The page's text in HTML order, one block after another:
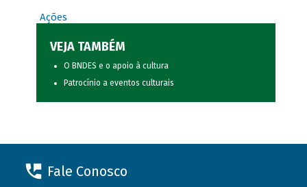
Ações
VEJA TAMBÉM
O BNDES e o apoio à cultura
Patrocínio a eventos culturais
Fale Conosco